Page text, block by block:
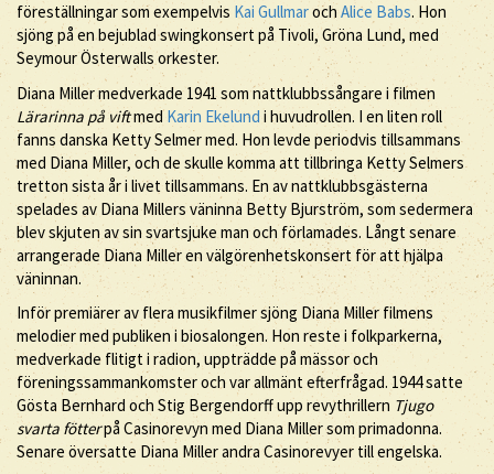
föreställningar som exempelvis Kai GullmarochAlice Babs. Hon
sjöng på en bejublad swingkonsert på Tivoli, Gröna Lund, med
Seymour Österwalls orkester.
Diana Miller medverkade 1941 som nattklubbssångare i filmen
Lärarinna på viftmedKarin Ekelund i huvudrollen. I en liten roll
fanns danska Ketty Selmer med. Hon levde periodvis tillsammans
med Diana Miller, och de skulle komma att tillbringa Ketty Selmers
tretton sista år i livet tillsammans. En av nattklubbsgästerna
spelades av Diana Millers väninna Betty Bjurström, som sedermera
blev skjuten av sin svartsjuke man och förlamades. Långt senare
arrangerade Diana Miller en välgörenhetskonsert för att hjälpa
väninnan.
Inför premiärer av flera musikfilmer sjöng Diana Miller filmens
melodier med publiken i biosalongen. Hon reste i folkparkerna,
medverkade flitigt i radion, uppträdde på mässor och
föreningssammankomster och var allmänt efterfrågad. 1944 satte
Gösta Bernhard och Stig Bergendorff upp revythrillern Tjugo
svarta fötterpå Casinorevyn med Diana Miller som primadonna.
Senare översatte Diana Miller andra Casinorevyer till engelska.